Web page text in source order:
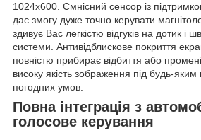
1024x600 . Ємнісний сенсор із
дає змогу дуже точно керувати
здивує Вас легкістю відгуків на дотик і
системи. Антивідблискове покриття
повністю прибирає відбиття або
високу якість зображення під будь-яким
погодних умов.
Повна інтеграція з
голосове керування